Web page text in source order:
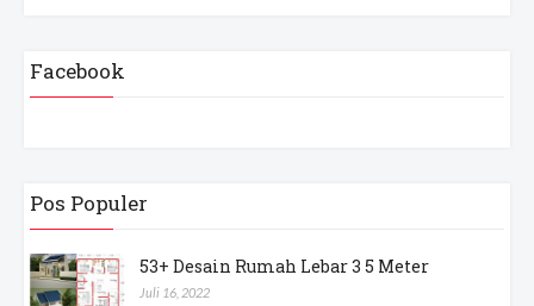
Facebook
Pos Populer
53+ Desain Rumah Lebar 3 5 Meter
Juli 16, 2022